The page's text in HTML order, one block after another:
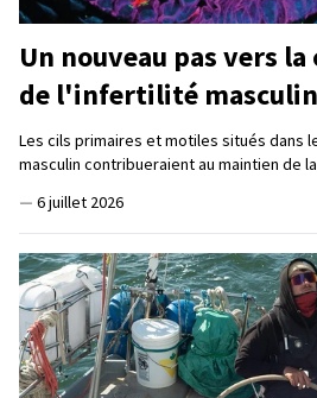
Un nouveau pas vers
de l'infertilité
Les cils primaires et motiles situés dans
masculin contribueraient au maintien de
— 6 juillet 2026